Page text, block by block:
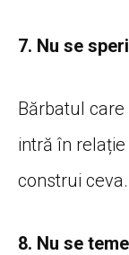
7. Nu se
Bărbatul
intră în
construi ceva.
8. Nu se